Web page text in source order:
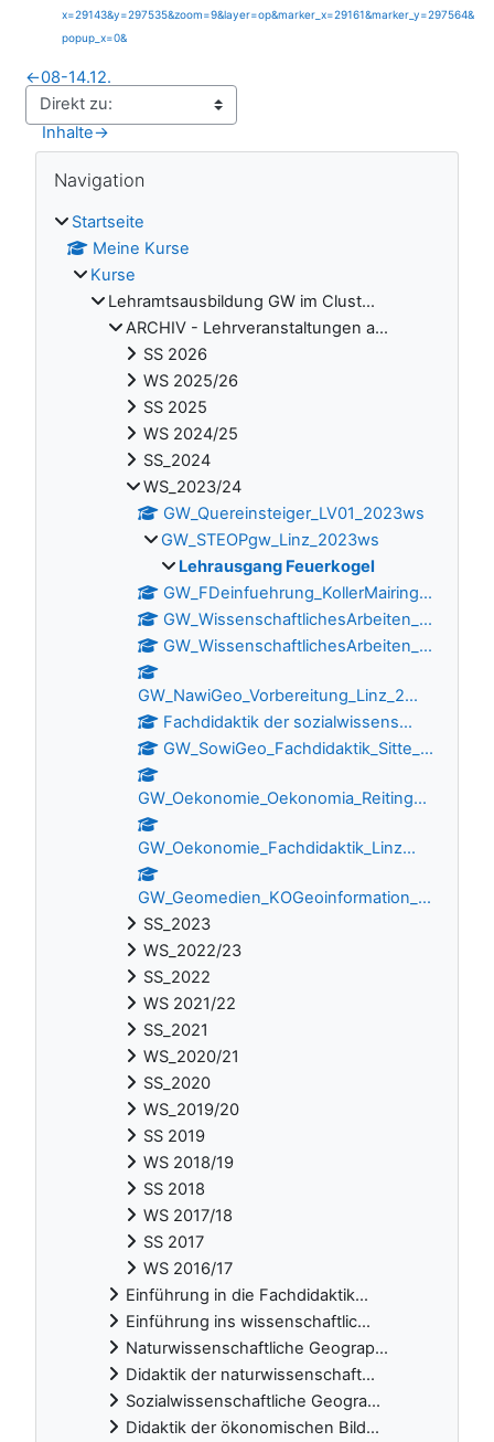
x=29143&y=297535&zoom=9&layer=op&marker_x=29161&marker_y=297564&
popup_x=0&
←08-14.12.
→
Inhalte
Blöcke
Navigation
Startseite
Meine Kurse
Kurse
Lehramtsausbildung GW im Clust...
ARCHIV - Lehrveranstaltungen a...
SS 2026
WS 2025/26
SS 2025
WS 2024/25
SS_2024
WS_2023/24
GW_Quereinsteiger_LV01_2023ws
GW_STEOPgw_Linz_2023ws
Lehrausgang Feuerkogel
GW_FDeinfuehrung_KollerMairing...
GW_WissenschaftlichesArbeiten_...
GW_WissenschaftlichesArbeiten_...
GW_NawiGeo_Vorbereitung_Linz_2...
Fachdidaktik der sozialwissens...
GW_SowiGeo_Fachdidaktik_Sitte_...
GW_Oekonomie_Oekonomia_Reiting...
GW_Oekonomie_Fachdidaktik_Linz...
GW_Geomedien_KOGeoinformation_...
SS_2023
WS_2022/23
SS_2022
WS 2021/22
SS_2021
WS_2020/21
SS_2020
WS_2019/20
SS 2019
WS 2018/19
SS 2018
WS 2017/18
SS 2017
WS 2016/17
Einführung in die Fachdidaktik...
Einführung ins wissenschaftlic...
Naturwissenschaftliche Geograp...
Didaktik der naturwissenschaft...
Sozialwissenschaftliche Geogra...
Didaktik der ökonomischen Bild...